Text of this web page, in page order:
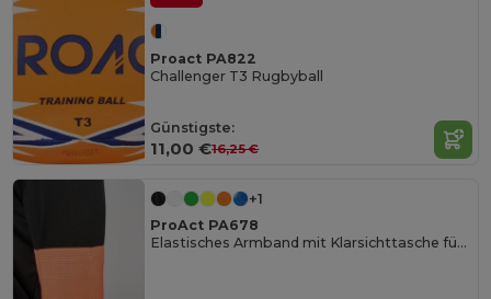
Proact PA822
Challenger T3 Rugbyball
Günstigste:
11,00 €16,25 €
+1
ProAct PA678
Elastisches Armband mit Klarsichttasche für Personalisierung